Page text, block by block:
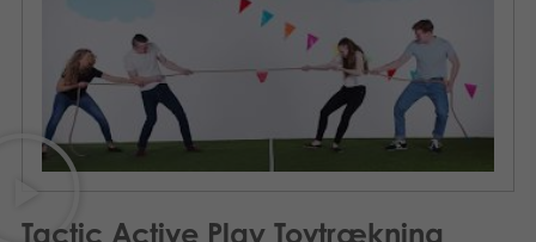
Applikationer
Arkiverede produkter
Nederlands
Français
Polski
Tactic Active Play Tovtrækning